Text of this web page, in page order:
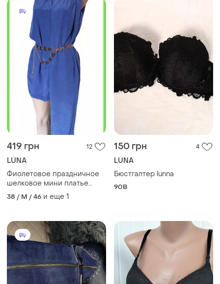
419 грн 12
LÚNA
Фиолетовое праздничное
шелковое мини платье
туника р. 38 s, m 100% шелк
ella luna франция
38 / M / 46 и еще 1
150 грн 4
LÚNA
Бюстгалтер lunna
90B